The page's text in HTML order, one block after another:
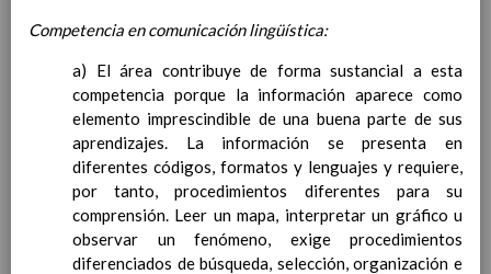
para la etapa. Perfiles de
competencias
En revisiÃ³n
Ãrea de MatemÃ¡ticas
Objetivos del Ã¡rea
ContribuciÃ³n del Ã¡rea a
las competencias clave
ConcreciÃ³n curricular
para la etapa. Perfiles de
Ã¡rea y de
competencias
En revisiÃ³n
Competencia en comunicación lingüística:
a) El área contribuye de forma sustancial a esta
competencia porque la información aparece como
elemento imprescindible de una buena parte de sus
aprendizajes. La información se presenta en
diferentes códigos, formatos y lenguajes y requiere,
por tanto, procedimientos diferentes para su
comprensión. Leer un mapa, interpretar un gráfico u
observar un fenómeno, exige procedimientos
diferenciados de búsqueda, selección, organización e